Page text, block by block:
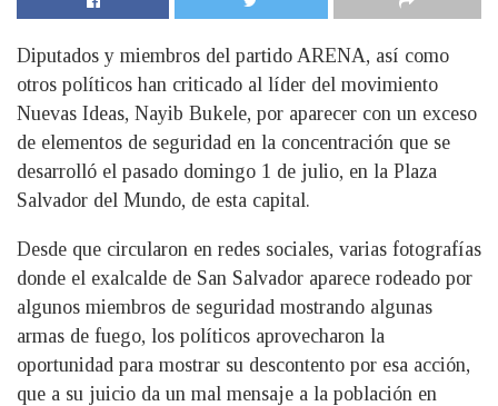
Diputados y miembros del partido ARENA, así como
otros políticos han criticado al líder del movimiento
Nuevas Ideas, Nayib Bukele, por aparecer con un exceso
de elementos de seguridad en la concentración que se
desarrolló el pasado domingo 1 de julio, en la Plaza
Salvador del Mundo, de esta capital.
Desde que circularon en redes sociales, varias fotografías
donde el exalcalde de San Salvador aparece rodeado por
algunos miembros de seguridad mostrando algunas
armas de fuego, los políticos aprovecharon la
oportunidad para mostrar su descontento por esa acción,
que a su juicio da un mal mensaje a la población en